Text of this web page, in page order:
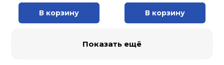
В корзину В корзину
Показать ещё